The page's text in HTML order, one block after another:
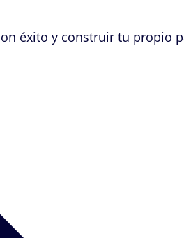
éxito y construir tu